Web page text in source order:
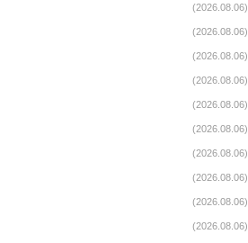
(2026.08.06)
(2026.08.06)
(2026.08.06)
(2026.08.06)
(2026.08.06)
(2026.08.06)
(2026.08.06)
(2026.08.06)
(2026.08.06)
(2026.08.06)